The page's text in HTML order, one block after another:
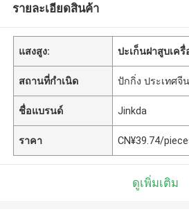
รายละเอียดสินค้า
แสงสูง: ปะเก็นฝาสูบเครื่
สถานที่กำเนิด ปักกิ่ง ประเทศจีน
ชื่อแบรนด์ Jinkda
ราคา CN¥39.74/
ดูเพิ่มเติม